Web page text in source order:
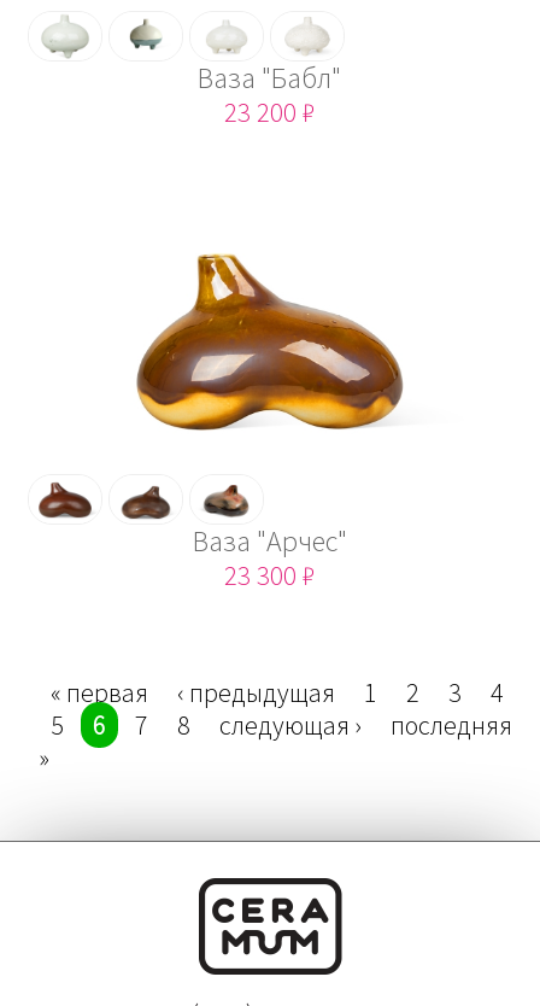
Ваза "Бабл"
23 200 ₽
Ваза "Арчес"
23 300 ₽
« первая
‹ предыдущая 1 2 3
4
5
6 7 8 следующая ›
последняя
»